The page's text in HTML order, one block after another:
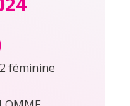
féminine